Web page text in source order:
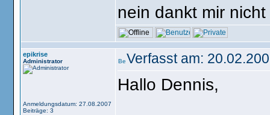
nein dankt mir
epikrise
Administrator
Anmeldungsdatum: 27.08.2007
Beiträge: 3
Verfasst am:
Hallo Dennis,